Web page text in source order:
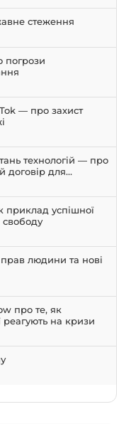
стеження
погрози
— про захист
технологій — про
договір для
приклад успішної
свободу
людини та нові
про те, як
реагують на кризи